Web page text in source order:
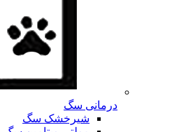
درمانی سگ
شیرخشک سگ